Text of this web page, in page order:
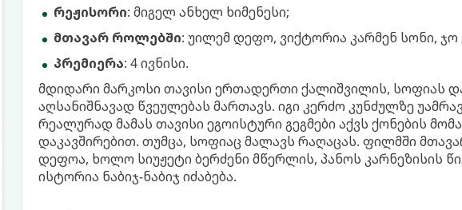
რეჟისორი: მიგელ ანხელ ხიმენესი;
მთავარ როლებში: უილემ დეფო, ვიქტორია კარმენ სონი,
პრემიერა: 4 ივნისი.
მდიდარი მარკოსი თავისი ერთადერთი ქალიშვილის, სოფიას
აღსანიშნავად წვეულებას მართავს. იგი კერძო კუნძულზე
რეალურად მამას თავისი ეგოისტური გეგმები აქვს ქონების
დაკავშირებით. თუმცა, სოფიაც მალავს რაღაცას. ფილმში
დეფოა, ხოლო სიუჟეტი ბერძენი მწერლის, პანოს კარნეზისის
ისტორია ნაბიჯ-ნაბიჯ იძაბება.